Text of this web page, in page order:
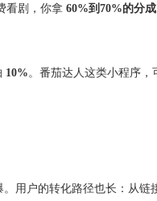
看剧，你拿 60%到70%的分成
10%。番茄达人这类小程序，
用户的转化路径也长：从链